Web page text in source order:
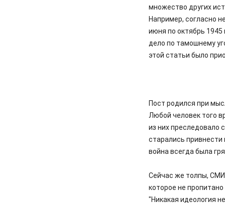
множество других
Например, согласно
июня по октябрь 1945
дело по тамошнему
этой статьи было
Пост родился при
Любой человек того
из них преследовало
старались
война всегда была
Сейчас же толпы, СМИ
которое не
"Никакая идеология